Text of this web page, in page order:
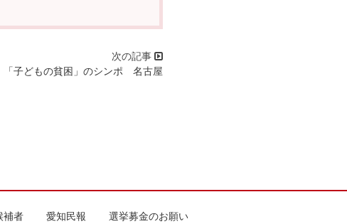
「子どもの貧困」のシンポ 名古屋
補者 愛知民報 選挙募金のお願い